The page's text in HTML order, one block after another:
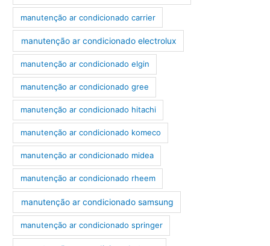
manutenção ar condicionado carrier
manutenção ar condicionado electrolux
manutenção ar condicionado elgin
manutenção ar condicionado gree
manutenção ar condicionado hitachi
manutenção ar condicionado komeco
manutenção ar condicionado midea
manutenção ar condicionado rheem
manutenção ar condicionado samsung
manutenção ar condicionado springer